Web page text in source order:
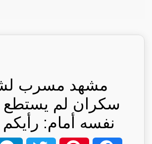
مشهد مسرب
سكران لم يستطع
نفسه أمام: رأيكم